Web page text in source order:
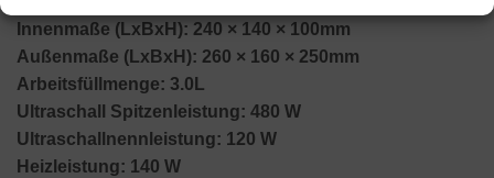
Innenmaße (LxBxH): 240 × 140 × 100mm
Außenmaße (LxBxH): 260 × 160 × 250mm
Arbeitsfüllmenge: 3.0L
Ultraschall Spitzenleistung: 480 W
Ultraschallnennleistung: 120 W
Heizleistung: 140 W